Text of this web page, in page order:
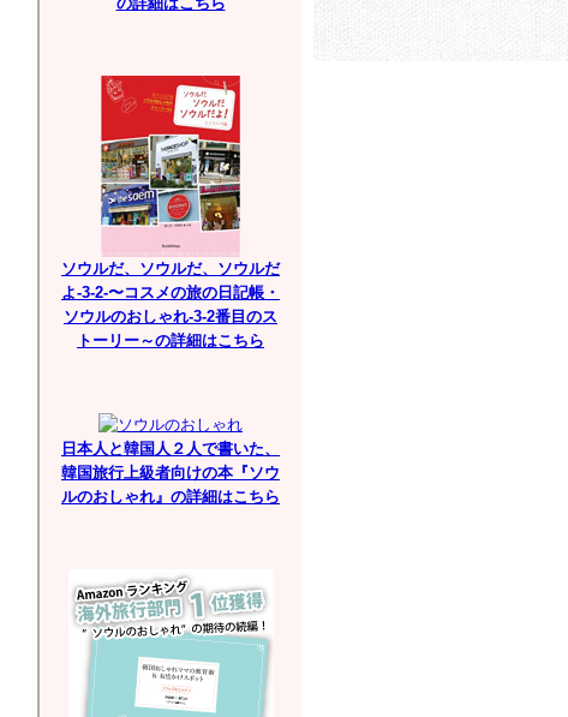
ソウルだ、ソウルだ、ソウルだ
よ-3-2-〜コスメの旅の日記帳・
ソウルのおしゃれ-3-2番目のス
トーリー～の詳細はこちら
日本人と韓国人２人で書いた、
韓国旅行上級者向けの本『ソウ
ルのおしゃれ』の詳細はこちら